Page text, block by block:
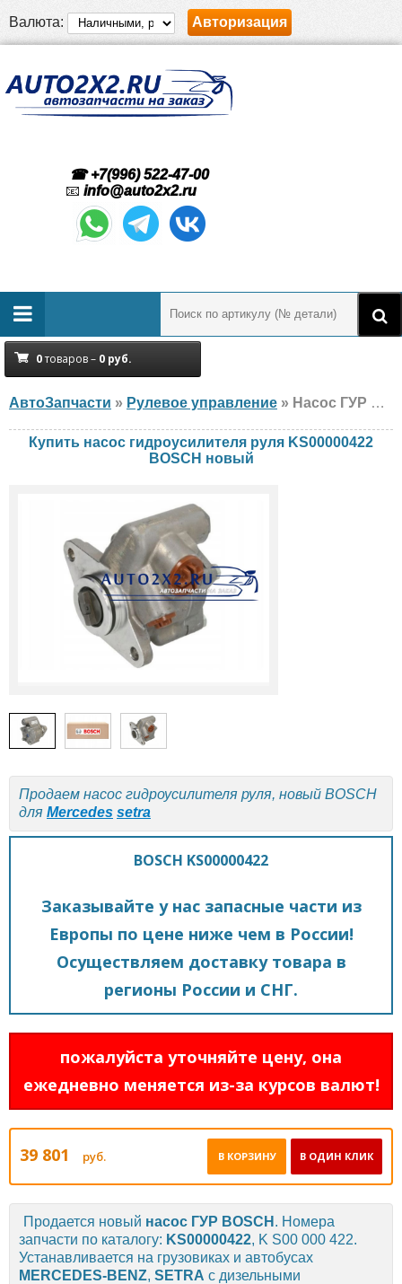
Валюта: Авторизация
☎ +7(996) 522-47-00
📧 info@auto2x2.ru
0товаров – 0 руб.
АвтоЗапчасти » Рулевое управление » Насос ГУР BOSCH KS00000422 Mercedes, setra, новый
Купить насос гидроусилителя руля KS00000422
BOSCH новый
Продаем насос гидроусилителя руля, новый BOSCH
для Mercedes setra
BOSCH KS00000422
Заказывайте у нас запасные части из
Европы по цене ниже чем в России!
Осуществляем доставку товара в
регионы России и СНГ.
пожалуйста уточняйте цену, она
ежедневно меняется из-за курсов валют!
39 801 руб. В ОДИН КЛИК
В КОРЗИНУ
Продается новый насос ГУР BOSCH . Номера
запчасти по каталогу: KS00000422, K S00 000 422.
Устанавливается на грузовиках и автобусах
MERCEDES-BENZ, SETRA с дизельными